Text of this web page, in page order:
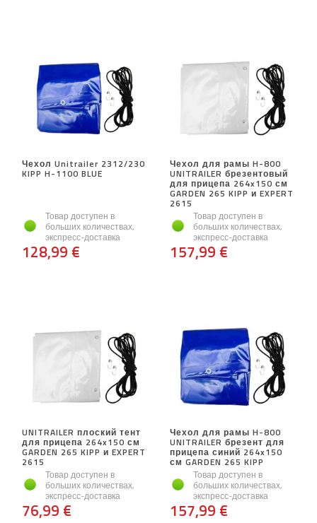
Чехол Unitrailer 2312/230
KIPP H-1100 BLUE
Товар доступен в
больших количествах,
экспресс-доставка
128,99 €
Чехол для рамы H-800
UNITRAILER брезентовый
для прицепа 264x150 см
GARDEN 265 KIPP и EXPERT
2615
Товар доступен в
больших количествах,
экспресс-доставка
157,99 €
UNITRAILER плоский тент
для прицепа 264x150 см
GARDEN 265 KIPP и EXPERT
2615
Товар доступен в
больших количествах,
экспресс-доставка
76,99 €
Чехол для рамы H-800
UNITRAILER брезент для
прицепа синий 264x150
см GARDEN 265 KIPP
Товар доступен в
больших количествах,
экспресс-доставка
157,99 €